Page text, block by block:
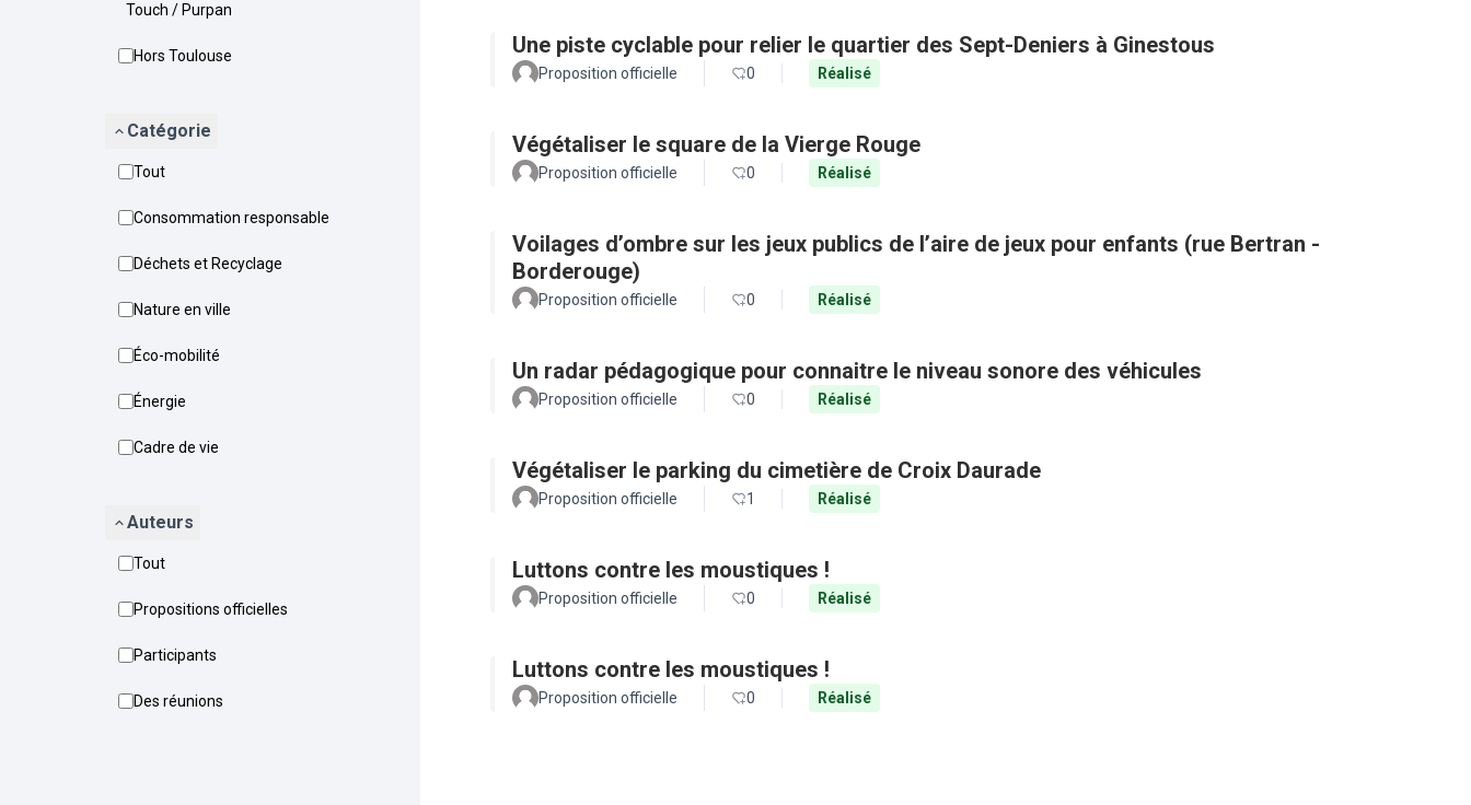
Touch / Purpan
Hors Toulouse
Catégorie
Tout
Consommation responsable
Déchets et Recyclage
Nature en ville
Éco-mobilité
Énergie
Cadre de vie
Auteurs
Tout
Propositions officielles
Participants
Des réunions
Une piste cyclable pour relier le quartier des Sept-Deniers à Ginestous
Proposition officielle 0 Réalisé
Végétaliser le square de la Vierge Rouge
Proposition officielle 0 Réalisé
Voilages d’ombre sur les jeux publics de l’aire de jeux pour enfants (rue Bertran -
Borderouge)
Proposition officielle 0 Réalisé
Un radar pédagogique pour connaitre le niveau sonore des véhicules
Proposition officielle 0 Réalisé
Végétaliser le parking du cimetière de Croix Daurade
Proposition officielle 1 Réalisé
Luttons contre les moustiques !
Proposition officielle 0 Réalisé
Luttons contre les moustiques !
Proposition officielle 0 Réalisé